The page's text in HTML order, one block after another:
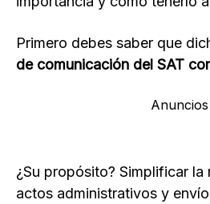
Primero debes saber que
de comunicación del SAT
Anuncios
¿Su propósito? Simplificar
actos administrativos y